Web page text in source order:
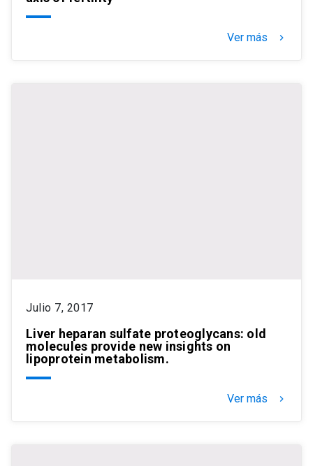
Ver más keyboard_arrow_right
Julio 7, 2017
Liver heparan sulfate proteoglycans: old
molecules provide new insights on
lipoprotein metabolism.
Ver más keyboard_arrow_right